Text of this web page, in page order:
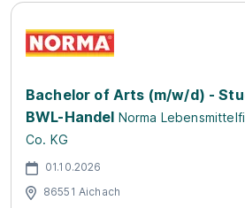
Bachelor of Arts (m/w/d) -
BWL-Handel Norma
Co. KG
01.10.2026
86551 Aichach